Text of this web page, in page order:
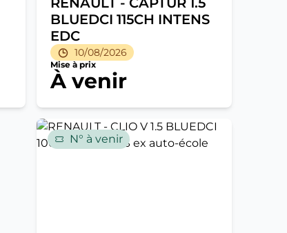
10/08/2026
BLUEDCI 115CH INTENS
EDC
Mise à prix
À venir
N° à venir